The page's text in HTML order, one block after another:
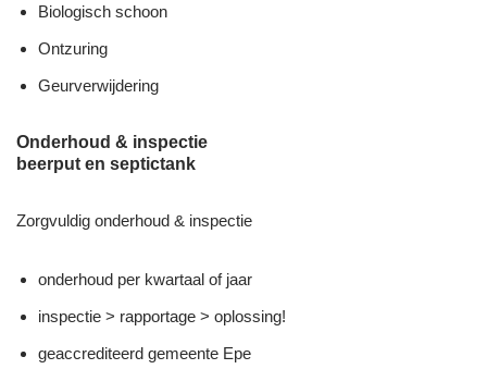
Biologisch schoon
Ontzuring
Geurverwijdering
Onderhoud & inspectie
beerput en septictank
Zorgvuldig onderhoud & inspectie
onderhoud per kwartaal of jaar
inspectie > rapportage > oplossing!
geaccrediteerd gemeente Epe